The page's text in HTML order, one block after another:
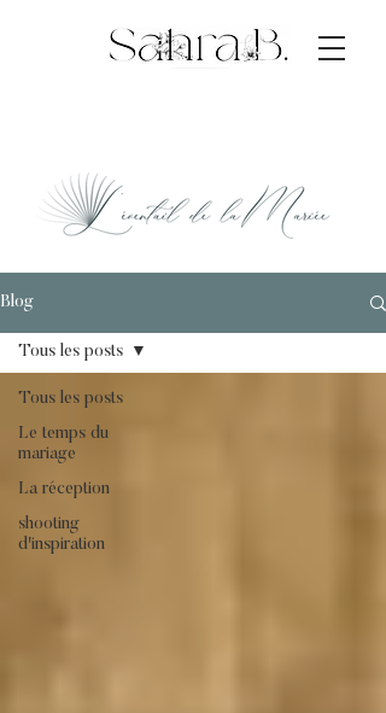
Blog
Tous les posts
Le temps du
mariage
La réception
shooting
d'inspiration
Tous les posts